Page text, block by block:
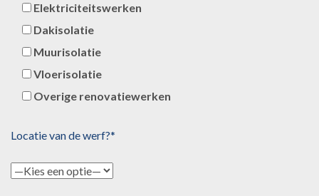
Elektriciteitswerken
Dakisolatie
Muurisolatie
Vloerisolatie
Overige renovatiewerken
Locatie van de werf?*